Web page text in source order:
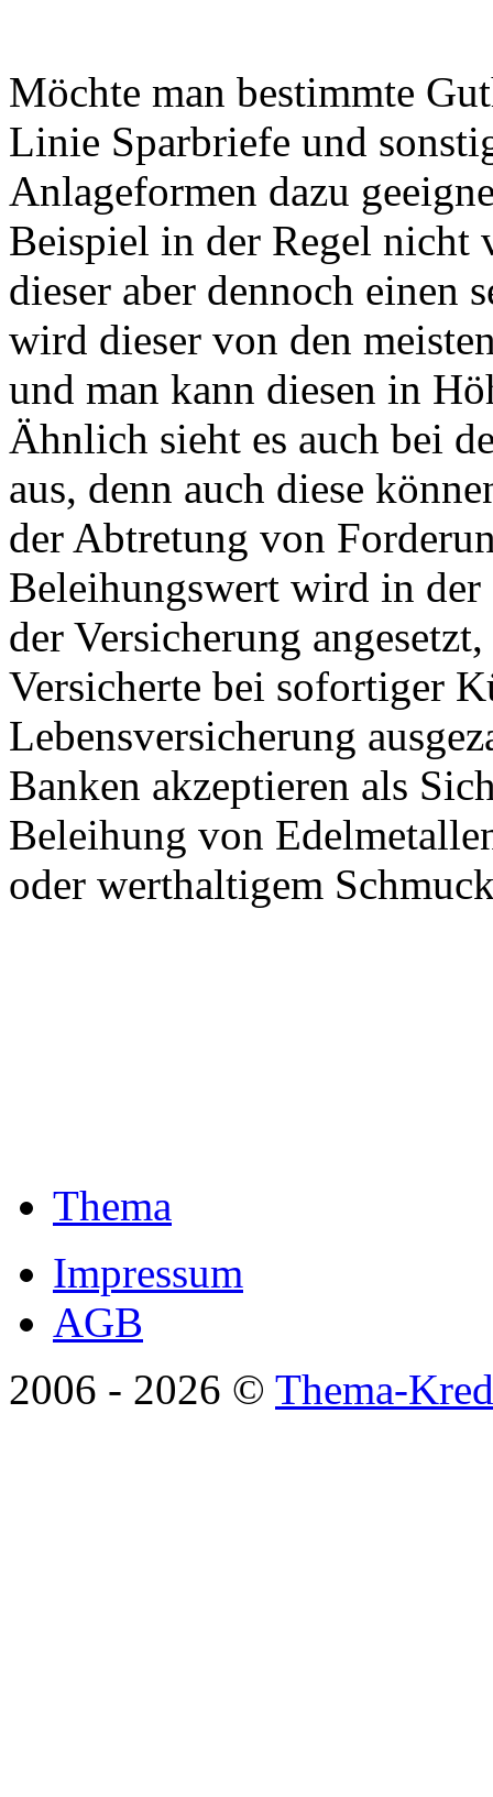
Möchte man bestimmte
Linie Sparbriefe und
Anlageformen dazu
Beispiel in der Regel
dieser aber dennoch einen
wird dieser von den
und man kann diesen in
Ähnlich sieht es auch bei
aus, denn auch diese
der Abtretung von
Beleihungswert wird in
der Versicherung
Versicherte bei sofortiger
Lebensversicherung
Banken akzeptieren als
Beleihung von
oder werthaltigem
Thema
Impressum
AGB
2006 - 2026 © Thema-